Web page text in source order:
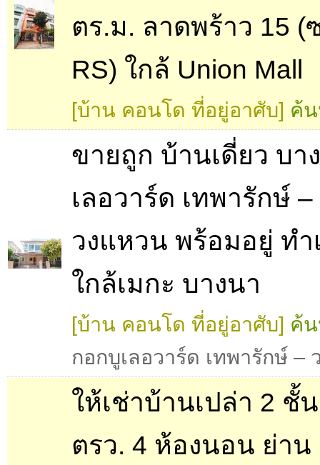
ตร.ม. ลาดพร้าว 15 (
RS) ใกล้ Union Mall
[บ้าน คอนโด ที่อยู่อาศับ] ค้
ขายถูก บ้านเดี่ยว บา
เลอวาร์ด เทพารักษ์ –
วงแหวน พร้อมอยู่ ทำ
ใกล้เมกะ บางนา
[บ้าน คอนโด ที่อยู่อาศับ] ค้
กอกบูเลอวาร์ด เทพารักษ์ –
ให้เช่าบ้านเปล่า 2 ชั้
ตรว. 4 ห้องนอน ย่าน